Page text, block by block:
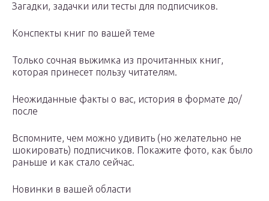
Загадки, задачки или тесты для подписчиков.
Конспекты книг по вашей теме
Только сочная выжимка из прочитанных книг,
которая принесет пользу читателям.
Неожиданные факты о вас, история в формате до/
после
Вспомните, чем можно удивить (но желательно не
шокировать) подписчиков. Покажите фото, как было
раньше и как стало сейчас.
Новинки в вашей области